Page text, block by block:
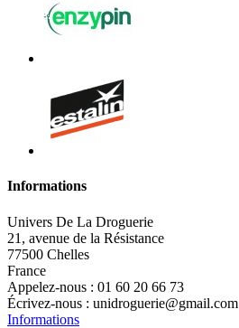
Informations
Univers De La Droguerie
21, avenue de la Résistance
77500 Chelles
France
Appelez-nous : 01 60 20 66 73
Écrivez-nous : unidroguerie@gmail.com
Informations